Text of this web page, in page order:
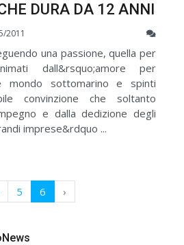
DURA DA 12 ANNI
2011
una passione, quella per
dall&rsquo;amore per
mondo sottomarino e spinti
convinzione che soltanto
e dalla dedizione degli
imprese&rdquo ...
5 6 ›